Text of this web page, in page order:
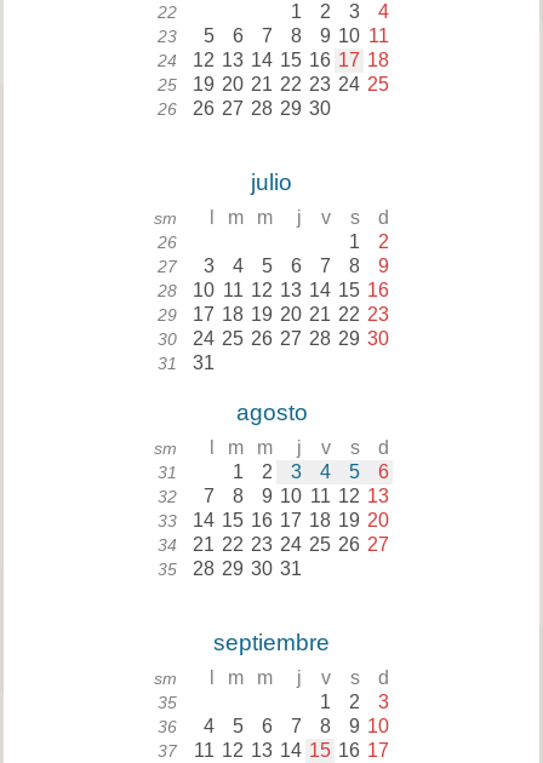
22 1 2 3 4
23 5 6 7 8 9 10 11
24 12 13 14 15 16 17 18
25 19 20 21 22 23 24 25
26 26 27 28 29 30
julio
sm m m j v s d
26 1 2
27 3 4 5 6 7 8 9
28 10 11 12 13 14 15 16
29 17 18 19 20 21 22 23
30 24 25 26 27 28 29 30
31 31
agosto
sm m m j v s d
31 1 2 3 4 5 6
32 7 8 9 10 11 12 13
33 14 15 16 17 18 19 20
34 21 22 23 24 25 26 27
35 28 29 30 31
septiembre
sm m m j v s d
35 1 2 3
36 4 5 6 7 8 9 10
37 11 12 13 14 15 16 17